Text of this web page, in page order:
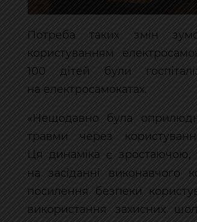
Потреба таких змін
користуванням
100 дітей були
на електросамокатах.
«Нещодавно була
травми через
Ця динаміка є
на засіданні виконавчого
посилення безпеки
використання захисних